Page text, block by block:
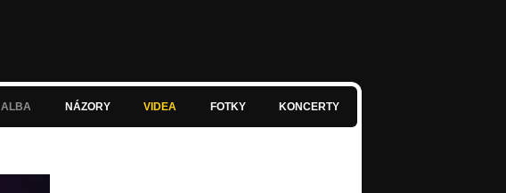
ALBA NÁZORY VIDEA FOTKY KONCERTY